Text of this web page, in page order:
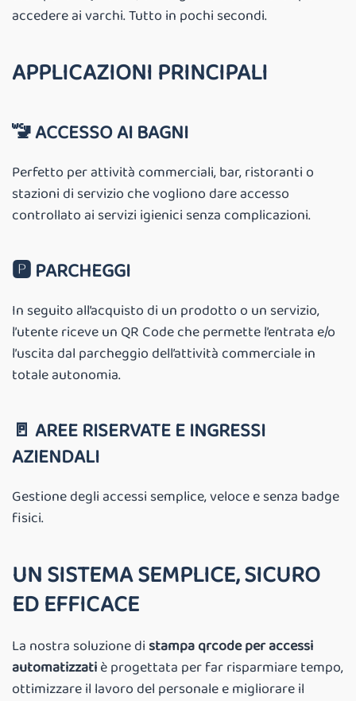
accedere ai varchi. Tutto in pochi secondi.
APPLICAZIONI PRINCIPALI
🚾ACCESSO AI BAGNI
Perfetto per attività commerciali, bar, ristoranti o
stazioni di servizio che vogliono dare accesso
controllato ai servizi igienici senza complicazioni.
🅿️ PARCHEGGI
In seguito all’acquisto di un prodotto o un servizio,
l’utente riceve un QR Code che permette l’entrata e/o
l’uscita dal parcheggio dell’attività commerciale in
totale autonomia.
🚪 AREE RISERVATE E INGRESSI
AZIENDALI
Gestione degli accessi semplice, veloce e senza badge
fisici.
UN SISTEMA SEMPLICE, SICURO
ED EFFICACE
La nostra soluzione di stampa qrcode per accessi
automatizzatiè progettata per far risparmiare tempo,
ottimizzare il lavoro del personale e migliorare il